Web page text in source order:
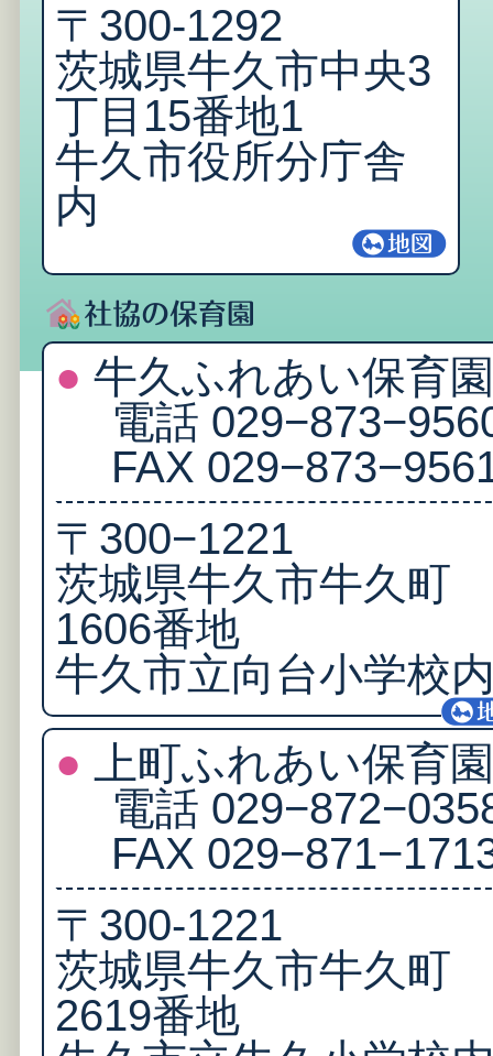
〒300‐1292
茨城県牛久市中央3
丁目15番地1
牛久市役所分庁舎
内
● 牛久ふれあい保育園
電話
FAX
〒300−1221
茨城県牛久市牛久町
1606番地
牛久市立向台小学校
● 上町ふれあい保育園
電話
FAX
〒300‐1221
茨城県牛久市牛久町
2619番地